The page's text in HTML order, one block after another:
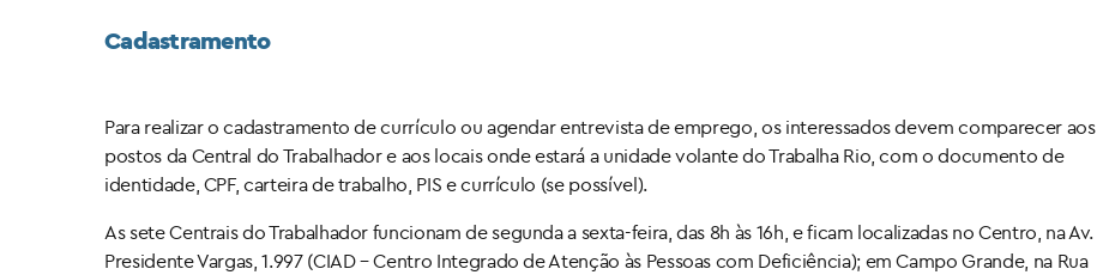
Cadastramento
Para realizar o cadastramento de currículo ou agendar entrevista de emprego, os interessados devem comparecer aos
postos da Central do Trabalhador e aos locais onde estará a unidade volante do Trabalha Rio, com o documento de
identidade, CPF, carteira de trabalho, PIS e currículo (se possível).
As sete Centrais do Trabalhador funcionam de segunda a sexta-feira, das 8h às 16h, e ficam localizadas no Centro, na Av.
Presidente Vargas, 1.997 (CIAD – Centro Integrado de Atenção às Pessoas com Deficiência); em Campo Grande, na Rua